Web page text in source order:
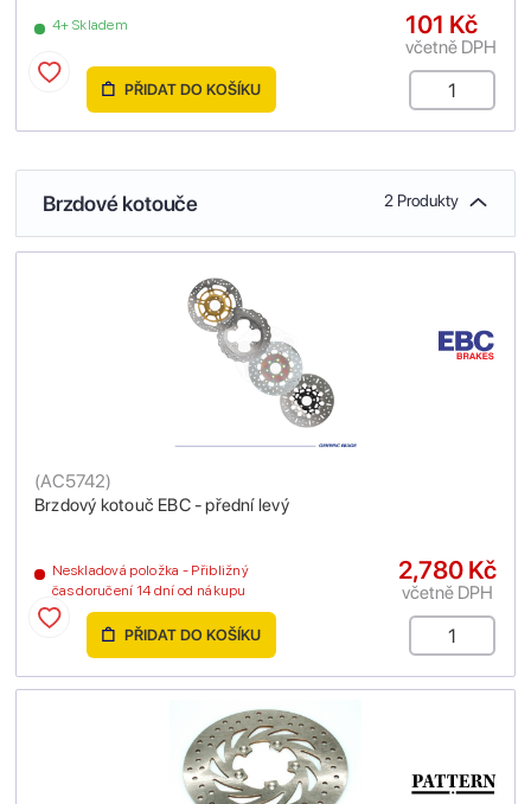
4+ Skladem 101 Kč
včetně DPH
PŘIDAT DO KOŠÍKU
Brzdové kotouče 2 Produkty
Brzdový kotouč EBC - přední levý
(AC5742)
Neskladová položka - Přibližný
čas doručení 14 dní od nákupu
2,780 Kč
včetně DPH
PŘIDAT DO KOŠÍKU